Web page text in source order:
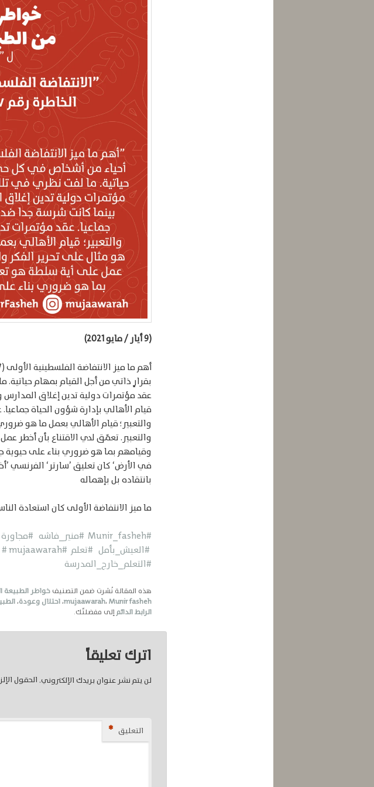
(9 أيار / مايو 2021)
بقرارٍ ذاتي من أجل القيام بمهام
عقد مؤتمرات دولية تدين إغلاق
قيام الأهالي بإدارة شؤون الحياة
والتعبير؛ قيام الأهالي بعمل ما هو
والتعبير. تعمّق لدي الاقتناع بأن أخطر
وقيامهم بما هو ضروري بناء على حيوية
في الأرض‘ كان تعليق ’سارتر‘ الفرنسي
بانتقاده بل بإهماله
ما ميز الانتفاضة الأولى كان استعادة
#Munir_fasheh #منير_فاشه #مجاورة
#العيش_بأمل #تعلم #mujaawarah
#
#التعلم_خارج_المدرسة
هذه المقالة نُشرت ضمن التصنيف خواطر الطبيعة
mujaawarah،Munir fasheh ،احتلال وعودة،
الرابط الدائم إلى مفضلتّك.
اترك تعليقاً
لن يتم نشر عنوان بريدك الإلكتروني. الحقول
التعليق *